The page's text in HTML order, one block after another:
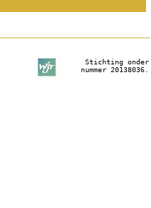
Stichting onder
nummer 20138036.